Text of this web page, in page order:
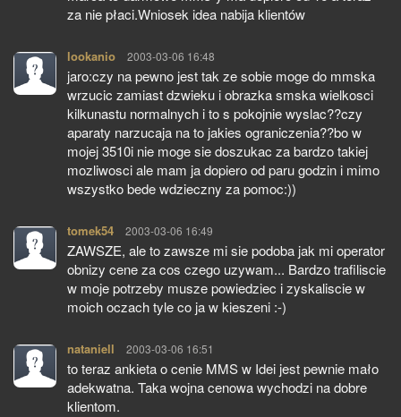
za nie płaci.Wniosek idea nabija klientów
lookanio pisze:
2003-03-06 16:48
jaro:czy na pewno jest tak ze sobie moge do mmska
wrzucic zamiast dzwieku i obrazka smska wielkosci
kilkunastu normalnych i to s pokojnie wyslac??czy
aparaty narzucaja na to jakies ograniczenia??bo w
mojej 3510i nie moge sie doszukac za bardzo takiej
mozliwosci ale mam ja dopiero od paru godzin i mimo
wszystko bede wdzieczny za pomoc:))
tomek54 pisze:
2003-03-06 16:49
ZAWSZE, ale to zawsze mi sie podoba jak mi operator
obnizy cene za cos czego uzywam... Bardzo trafiliscie
w moje potrzeby musze powiedziec i zyskaliscie w
moich oczach tyle co ja w kieszeni :-)
nataniell pisze:
2003-03-06 16:51
to teraz ankieta o cenie MMS w Idei jest pewnie mało
adekwatna. Taka wojna cenowa wychodzi na dobre
klientom.